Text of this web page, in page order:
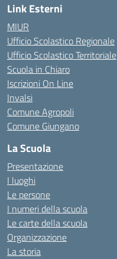
Link Esterni
MIUR
Ufficio Scolastico Regionale
Ufficio Scolastico Territoriale
Scuola in Chiaro
Iscrizioni On Line
Invalsi
Comune Agropoli
Comune Giungano
La Scuola
Presentazione
I luoghi
Le persone
I numeri della scuola
Le carte della scuola
Organizzazione
La storia